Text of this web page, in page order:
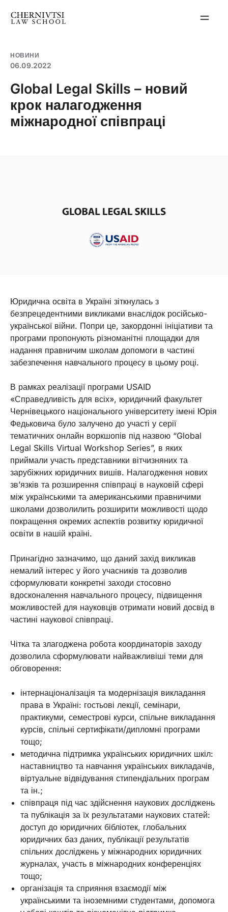
НОВИНИ
06.09.2022
Global Legal Skills – новий
крок налагодження
міжнародної співпраці
Юридична освіта в Україні зіткнулась з
безпрецедентними викликами внаслідок російсько-
української війни. Попри це, закордонні ініціативи та
програми пропонують різноманітні площадки для
надання правничим школам допомоги в частині
забезпечення навчального процесу в цьому році.
В рамках реалізації програми USAID
«Справедливість для всіх», юридичний факультет
Чернівецького національного університету імені Юрія
Федьковича було залучено до участі у серії
тематичних онлайн воркшопів під назвою “Global
Legal Skills Virtual Workshop Series”, в яких
приймали участь представники вітчизняних та
зарубіжних юридичних вишів. Налагодження нових
зв’язків та розширення співпраці в науковій сфері
між українськими та американськими правничими
школами дозволилить розширити можливості щодо
покращення окремих аспектів розвитку юридичної
освіти в нашій країні.
Принагідно зазначимо, що даний захід викликав
немалий інтерес у його учасників та дозволив
сформулювати конкретні заходи стосовно
вдосконалення навчального процесу, підвищення
можливостей для науковців отримати новий досвід в
частині наукової співпраці.
Чітка та злагоджена робота координаторів заходу
дозволила сформулювати найважливіші теми для
обговорення:
інтернаціоналізація та модернізація викладання
права в Україні: гостьові лекції, семінари,
практикуми, семестрові курси, спільне викладання
курсів, спільні сертифікати/дипломні програми
тощо;
методична підтримка українських юридичних шкіл:
наставництво та навчання українських викладачів,
віртуальне відвідування стипендіальних програм
та ін.;
співпраця під час здійснення наукових досліджень
та публікація за їх результатами наукових статей:
доступ до юридичних бібліотек, глобальних
юридичних баз даних, публікації результатів
спільних досліджень у міжнародних юридичних
журналах, участь в міжнародних конференціях
тощо;
організація та сприяння взаємодії між
українськими та іноземними студентами, допомога